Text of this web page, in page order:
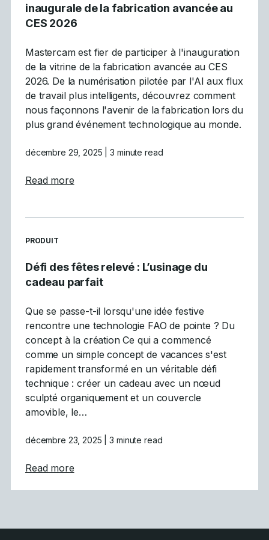
inaugurale de la fabrication avancée au
CES 2026
Mastercam est fier de participer à l'inauguration
de la vitrine de la fabrication avancée au CES
2026. De la numérisation pilotée par l'AI aux flux
de travail plus intelligents, découvrez comment
nous façonnons l'avenir de la fabrication lors du
plus grand événement technologique au monde.
décembre 29, 2025 | 3 minute read
Read moreabout Mastercam participe à la vitrine
READ MORE ARTICLES ABOUT
PRODUIT
Défi des fêtes relevé : L’usinage du
cadeau parfait
Que se passe-t-il lorsqu'une idée festive
rencontre une technologie FAO de pointe ? Du
concept à la création Ce qui a commencé
comme un simple concept de vacances s'est
rapidement transformé en un véritable défi
technique : créer un cadeau avec un nœud
sculpté organiquement et un couvercle
amovible, le…
décembre 23, 2025 | 3 minute read
Read moreabout Défi des fêtes relevé :